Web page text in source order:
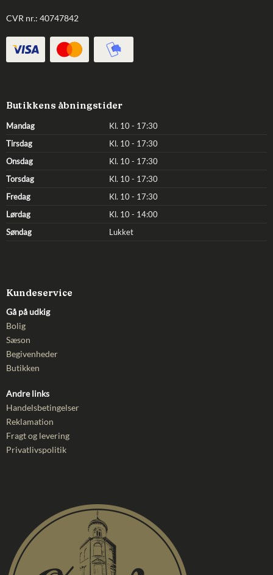
CVR nr.: 40747842
Butikkens åbningstider
Mandag
Kl. 10 - 17:30
Tirsdag
Kl. 10 - 17:30
Onsdag
Kl. 10 - 17:30
Torsdag
Kl. 10 - 17:30
Fredag
Kl. 10 - 17:30
Lørdag
Kl. 10 - 14:00
Søndag
Lukket
Kundeservice
Gå på udkig
Bolig
Sæson
Begivenheder
Butikken
Andre links
Handelsbetingelser
Reklamation
Fragt og levering
Privatlivspolitik